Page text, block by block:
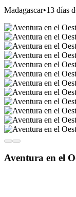
Madagascar•13 días
Aventura en el